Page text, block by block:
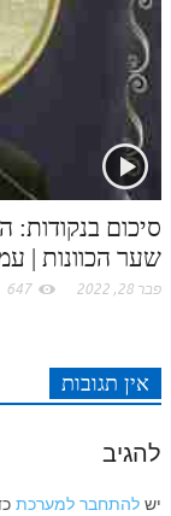
סיכום בנקודות:
שער הכוונות |
פבר 28, 2022 647
אין תגובות
להגיב
יש להתחבר למערכת